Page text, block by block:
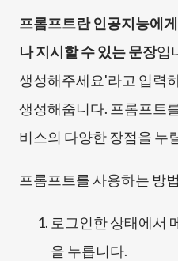
프롬프트란 인공지능에
나 지시할 수 있는 문장입
생성해주세요'라고 입력
생성해줍니다. 프롬프트
비스의 다양한 장점을 누
프롬프트를 사용하는 방
로그인한 상태에서
을 누릅니다.